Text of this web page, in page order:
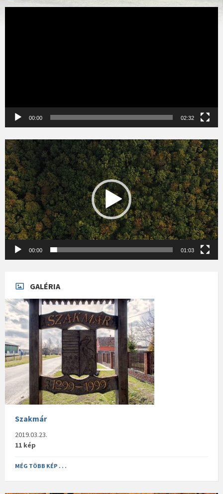
00:00 02:32
Videólejátszó
00:00 01:03
GALÉRIA
Szakmár
2019.03.23.
11 kép
MÉG TÖBB KÉP . . .